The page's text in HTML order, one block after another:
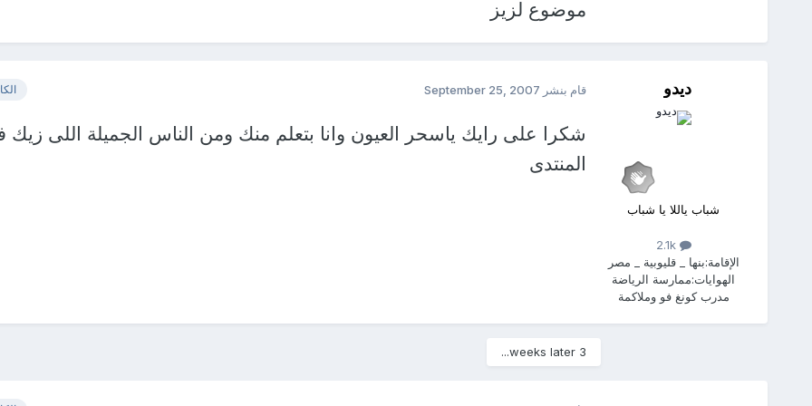
موضوع لزيز
ديدو
شباب ياللا يا شباب
2.1k
الإقامة:بنها _ قليوبية _ مصر
الهوايات:ممارسة الرياضة
مدرب كونغ فو وملاكمة
قام بنشر September 25, 2007
شكرا على رايك ياسحر العيون وانا بتعلم منك ومن الناس الجميلة اللى زيك
المنتدى
3 weeks later...